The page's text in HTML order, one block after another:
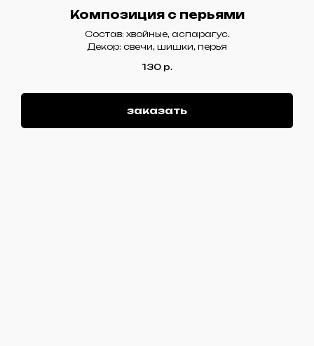
Композиция с перьями
Состав: хвойные, аспарагус.
Декор: свечи, шишки, перья
130 р.
заказать